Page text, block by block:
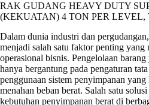
RAK GUDANG HEAVY DUTY
(KEKUATAN) 4 TON PER LEVEL,
Dalam dunia industri dan
menjadi salah satu faktor penting yang
operasional bisnis. Pengelolaan
hanya bergantung pada pengaturan
penggunaan sistem penyimpanan
menahan beban berat. Salah satu
kebutuhan penyimpanan berat di